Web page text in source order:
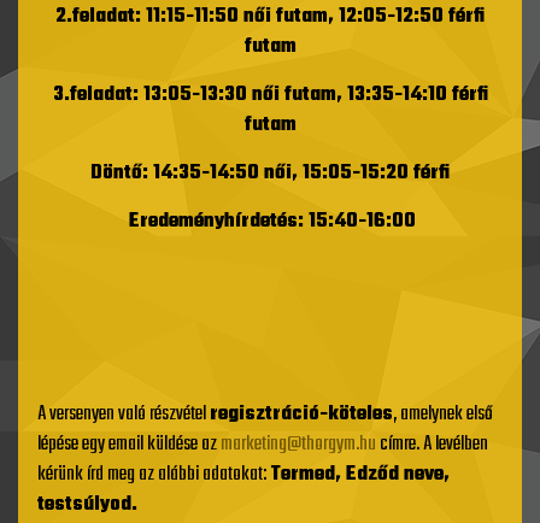
2.feladat: 11:15-11:50 női futam, 12:05-12:50 férfi
futam
3.feladat: 13:05-13:30 női futam, 13:35-14:10 férfi
futam
Döntő: 14:35-14:50 női, 15:05-15:20 férfi
Eredeményhírdetés: 15:40-16:00
A versenyen való részvételregisztráció-köteles, amelynek első
lépése egy email küldése azmarketing@thorgym.hucímre. A levélben
kérünk írd meg az alábbi adatokat:Termed, Edződ neve,
testsúlyod.